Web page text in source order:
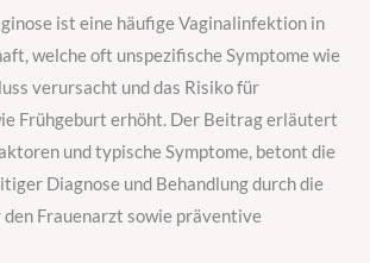
ist eine häufige Vaginalinfektion in
welche oft unspezifische Symptome wie
verursacht und das Risiko für
Frühgeburt erhöht. Der Beitrag erläutert
und typische Symptome, betont die
Diagnose und Behandlung durch die
Frauenarzt sowie präventive